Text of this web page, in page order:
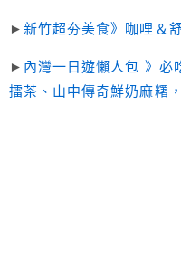
►新竹超夯美食》咖哩＆
► 內灣一日遊懶人包 》必
擂茶、山中傳奇鮮奶麻糬